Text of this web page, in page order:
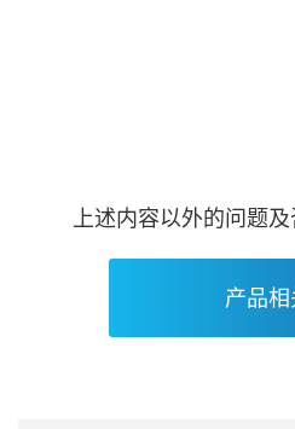
上述内容以外的问题
产品